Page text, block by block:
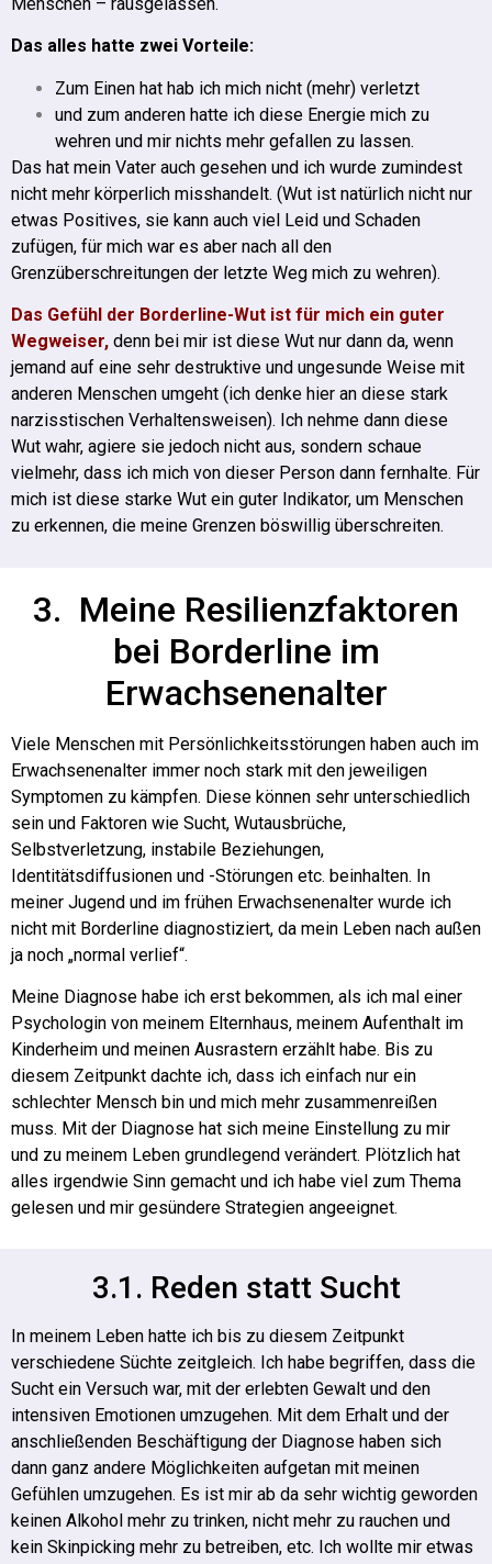
Das alles hatte zwei Vorteile:
Zum Einen hat hab ich mich nicht (mehr) verletzt
und zum anderen hatte ich diese Energie mich zu
wehren und mir nichts mehr gefallen zu lassen.
Das hat mein Vater auch gesehen und ich wurde zumindest
nicht mehr körperlich misshandelt. (Wut ist natürlich nicht nur
etwas Positives, sie kann auch viel Leid und Schaden
zufügen, für mich war es aber nach all den
Grenzüberschreitungen der letzte Weg mich zu wehren).
Das Gefühl der Borderline-Wut ist für mich ein guter
Wegweiser, denn bei mir ist diese Wut nur dann da, wenn
jemand auf eine sehr destruktive und ungesunde Weise mit
anderen Menschen umgeht (ich denke hier an diese stark
narzisstischen Verhaltensweisen). Ich nehme dann diese
Wut wahr, agiere sie jedoch nicht aus, sondern schaue
vielmehr, dass ich mich von dieser Person dann fernhalte. Für
mich ist diese starke Wut ein guter Indikator, um Menschen
zu erkennen, die meine Grenzen böswillig überschreiten.
3. Meine Resilienzfaktoren
bei Borderline im
Erwachsenenalter
Viele Menschen mit Persönlichkeitsstörungen haben auch im
Erwachsenenalter immer noch stark mit den jeweiligen
Symptomen zu kämpfen. Diese können sehr unterschiedlich
sein und Faktoren wie Sucht, Wutausbrüche,
Selbstverletzung, instabile Beziehungen,
Identitätsdiffusionen und -Störungen etc. beinhalten. In
meiner Jugend und im frühen Erwachsenenalter wurde ich
nicht mit Borderline diagnostiziert, da mein Leben nach außen
ja noch „normal verlief“.
Meine Diagnose habe ich erst bekommen, als ich mal einer
Psychologin von meinem Elternhaus, meinem Aufenthalt im
Kinderheim und meinen Ausrastern erzählt habe. Bis zu
diesem Zeitpunkt dachte ich, dass ich einfach nur ein
schlechter Mensch bin und mich mehr zusammenreißen
muss. Mit der Diagnose hat sich meine Einstellung zu mir
und zu meinem Leben grundlegend verändert. Plötzlich hat
alles irgendwie Sinn gemacht und ich habe viel zum Thema
gelesen und mir gesündere Strategien angeeignet.
3.1. Reden statt Sucht
In meinem Leben hatte ich bis zu diesem Zeitpunkt
verschiedene Süchte zeitgleich. Ich habe begriffen, dass die
Sucht ein Versuch war, mit der erlebten Gewalt und den
intensiven Emotionen umzugehen. Mit dem Erhalt und der
anschließenden Beschäftigung der Diagnose haben sich
dann ganz andere Möglichkeiten aufgetan mit meinen
Gefühlen umzugehen. Es ist mir ab da sehr wichtig geworden
keinen Alkohol mehr zu trinken, nicht mehr zu rauchen und
kein Skinpicking mehr zu betreiben, etc. Ich wollte mir etwas